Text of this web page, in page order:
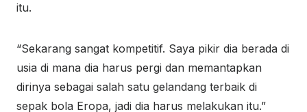
itu.
“Sekarang sangat kompetitif. Saya pikir dia berada di
usia di mana dia harus pergi dan memantapkan
dirinya sebagai salah satu gelandang terbaik di
sepak bola Eropa, jadi dia harus melakukan itu.”